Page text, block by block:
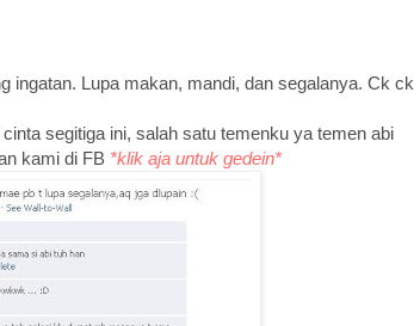
ingatan. Lupa makan, mandi, dan segalanya. Ck ck
segitiga ini, salah satu temenku ya temen abi
kami di FB *klik aja untuk gedein*